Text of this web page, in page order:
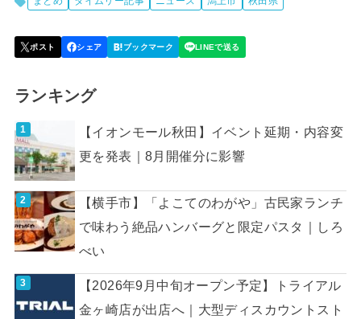
ランキング
【イオンモール秋田】イベント延期・内容変
更を発表｜8月開催分に影響
【横手市】「よこてのわがや」古民家ランチ
で味わう絶品ハンバーグと限定パスタ｜しろ
べい
【2026年9月中旬オープン予定】トライアル
金ヶ崎店が出店へ｜大型ディスカウントスト